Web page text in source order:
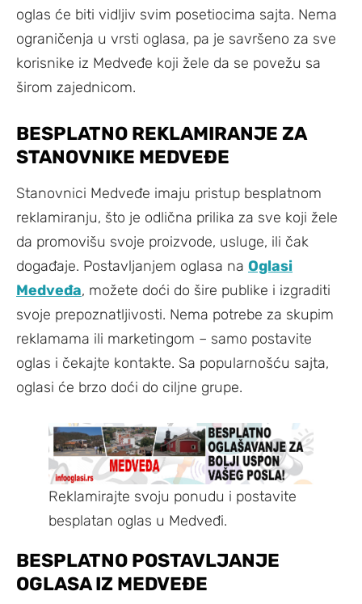
oglas će biti vidljiv svim posetiocima sajta. Nema
ograničenja u vrsti oglasa, pa je savršeno za sve
korisnike iz Medveđe koji žele da se povežu sa
širom zajednicom.
BESPLATNO REKLAMIRANJE ZA
STANOVNIKE MEDVEĐE
Stanovnici Medveđe imaju pristup besplatnom
reklamiranju, što je odlična prilika za sve koji žele
da promovišu svoje proizvode, usluge, ili čak
događaje. Postavljanjem oglasa na Oglasi
Medveđa, možete doći do šire publike i izgraditi
svoje prepoznatljivosti. Nema potrebe za skupim
reklamama ili marketingom – samo postavite
oglas i čekajte kontakte. Sa popularnošću sajta,
oglasi će brzo doći do ciljne grupe.
Reklamirajte svoju ponudu i postavite
besplatan oglas u Medveđi.
BESPLATNO POSTAVLJANJE
OGLASA IZ MEDVEĐE